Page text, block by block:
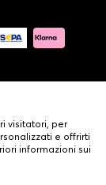
visitatori, per
e offrirti
informazioni sui